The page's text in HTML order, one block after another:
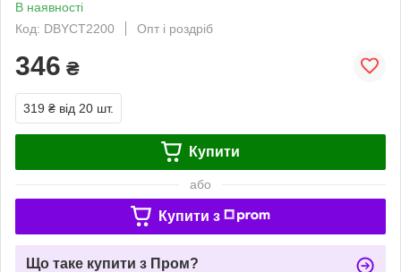
В наявності
Код: DBYCT2200
Опт і роздріб
346 ₴
319 ₴ від 20 шт.
Купити
або
Купити з
Що таке купити з Пром?